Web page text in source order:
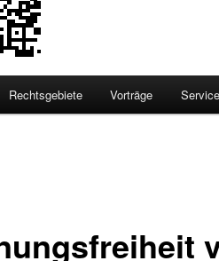
Rechtsgebiete Vorträge Service